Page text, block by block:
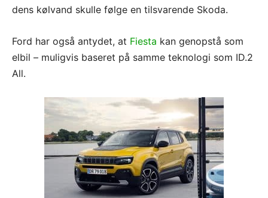
dens kølvand skulle følge en tilsvarende Skoda.
Ford har også antydet, at Fiesta kan genopstå som
elbil – muligvis baseret på samme teknologi som ID.2
All.